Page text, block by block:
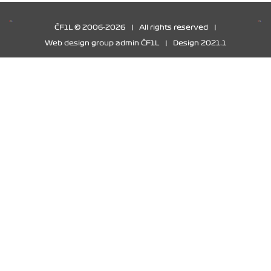
ČF1L © 2006-2026 All rights reserved
Web design group admin ČF1L Design 2021.1